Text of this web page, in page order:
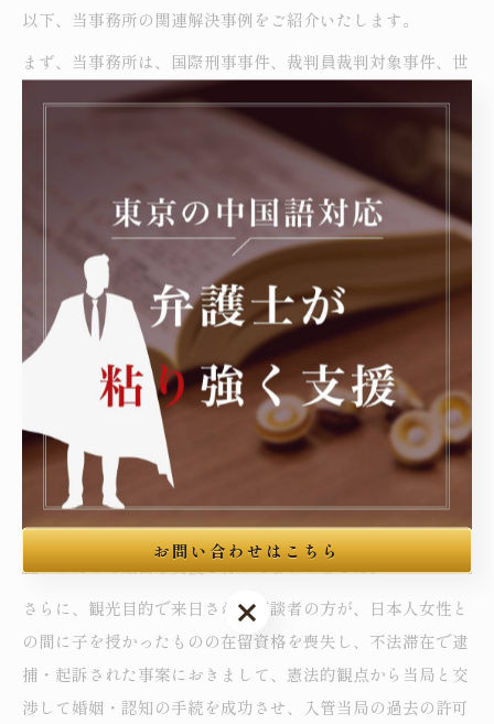
以下、当事務所の関連解決事例をご紹介いたします。
まず、当事務所は、国際刑事事件、裁判員裁判対象事件、世
界的に報道された重大事件等への対応経験が豊富でございま
す（事例E-1）。重大事件におきましては、外国人としての
ご依頼者様について、特に領事関係条約36条等の国際人権法
上の権利の厳密な保障が求められるところでございます。当
事務所は、このような事案に際し、国際人権法上の知識基盤
と日本国内の弁護実務とを結合させた厳密な弁護戦略を構築
してまいりました。
次に、特殊詐欺の受け子で複数回再逮捕された事案におきま
して、徹底した取調べ対応・不当取調べへの抗議・主張立証
を通じて、全件について不起訴処分を獲得した事例がござい
ます（事例B-2）。取調べ対応の場面では、当事務所は初動
から中国語専属通訳を同行させて接見・取調べ対応に当た
り、ご本人の黙秘権の実質的行使、領事接見権の告知の確
認、弁護人とご本人との意思疎通の品質確保等、手続の全工
程にわたって厳密な支援を行ってまいりました。
さらに、観光目的で来日された相談者の方が、日本人女性と
の間に子を授かったものの在留資格を喪失し、不法滞在で逮
捕・起訴された事案におきまして、憲法的観点から当局と交
渉して婚姻・認知の手続を成功させ、入管当局の過去の許可
お問い合わせはこちら
お問い合わせはこちら